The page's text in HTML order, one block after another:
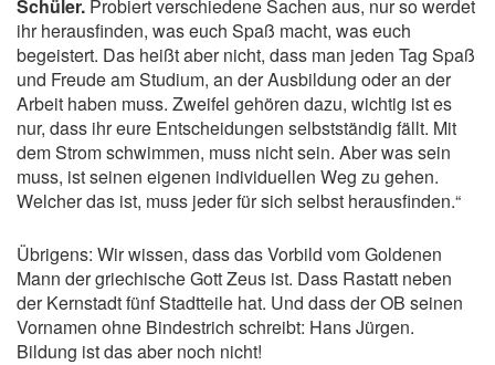
Schüler. Probiert verschiedene Sachen aus, nur so werdet
ihr herausfinden, was euch Spaß macht, was euch
begeistert. Das heißt aber nicht, dass man jeden Tag Spaß
und Freude am Studium, an der Ausbildung oder an der
Arbeit haben muss. Zweifel gehören dazu, wichtig ist es
nur, dass ihr eure Entscheidungen selbstständig fällt. Mit
dem Strom schwimmen, muss nicht sein. Aber was sein
muss, ist seinen eigenen individuellen Weg zu gehen.
Welcher das ist, muss jeder für sich selbst herausfinden.“
Übrigens: Wir wissen, dass das Vorbild vom Goldenen
Mann der griechische Gott Zeus ist. Dass Rastatt neben
der Kernstadt fünf Stadtteile hat. Und dass der OB seinen
Vornamen ohne Bindestrich schreibt: Hans Jürgen.
Bildung ist das aber noch nicht!